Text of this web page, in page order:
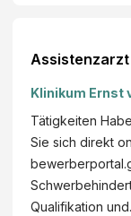
Klinikum Ernst
Tätigkeiten
Sie sich direkt
Qualifikation